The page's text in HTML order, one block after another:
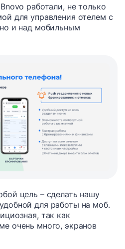
работали, не только
для управления отелем с
и над мобильным
цель – сделать нашу
для работы на моб.
так как
очень много, экранов